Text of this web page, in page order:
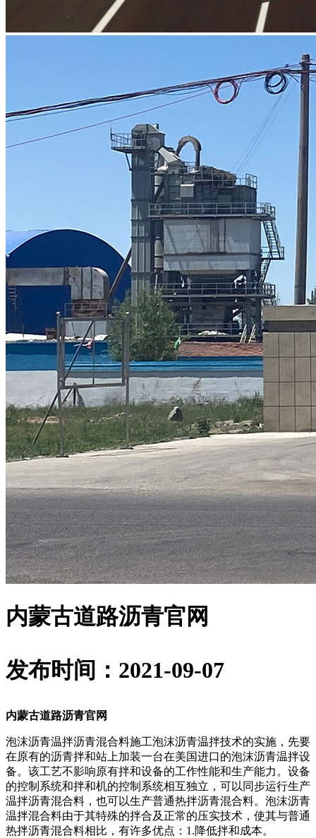
内蒙古道路沥青官网
发布时间：2021-09-07
内蒙古道路沥青官网
泡沫沥青温拌沥青混合料施工泡沫沥青温拌技术的实施，先要
在原有的沥青拌和站上加装一台在美国进口的泡沫沥青温拌设
备。该工艺不影响原有拌和设备的工作性能和生产能力。设备
的控制系统和拌和机的控制系统相互独立，可以同步运行生产
温拌沥青混合料，也可以生产普通热拌沥青混合料。泡沫沥青
温拌混合料由于其特殊的拌合及正常的压实技术，使其与普通
热拌沥青混合料相比，有许多优点：1.降低拌和成本。